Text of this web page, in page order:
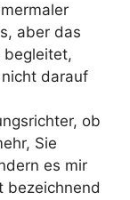
aber das
begleitet,
darauf
ob
Sie
es mir
bezeichnend